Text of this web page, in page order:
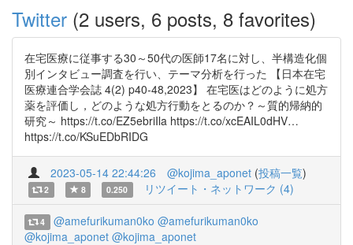
Twitter (2 users, 6 posts, 8 favorites)
在宅医療に従事する30～50代の医師17名に対し、半構造化個
別インタビュー調査を行い、テーマ分析を行った 【日本在宅
医療連合学会誌 4(2) p40-48,2023】 在宅医はどのように処方
薬を評価し，どのような処方行動をとるのか？～質的帰納的
研究～ https://t.co/EZ5ebriIla https://t.co/xcEAIL0dHV…
https://t.co/KSuEDbRIDG
2023-05-14 22:44:26 @kojima_aponet (投稿一覧)
2 8 0.250 リツイート・ネットワーク (4)
4 @amefurikuman0ko @amefurikuman0ko
@kojima_aponet @kojima_aponet